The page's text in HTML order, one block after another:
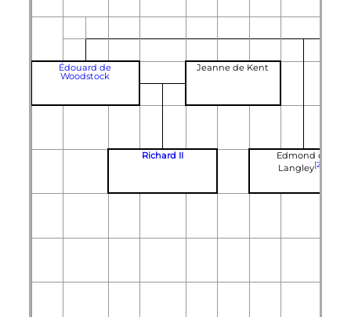
Édouard de
Woodstock
Jeanne de Kent
Richard II
Edmond de
Langley[26]